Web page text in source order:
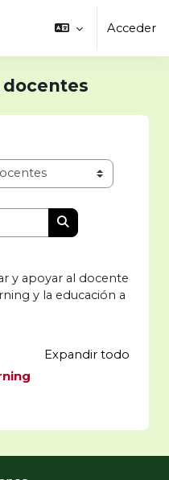
Acceder
Buscar cursos
y apoyar al docente
y la educación a
Expandir todo